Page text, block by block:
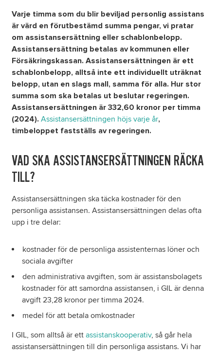
Om oss
Ordlista
FAQ
Tillgänglighetsredogörelse
Formulär
Varje timma som du blir beviljad personlig assistans
är värd en förutbestämd summa pengar, vi pratar
om assistansersättning eller schablonbelopp.
Assistansersättning betalas av kommunen eller
Försäkringskassan. Assistansersättningen är ett
schablonbelopp, alltså inte ett individuellt uträknat
belopp, utan en slags mall, samma för alla. Hur stor
summa som ska betalas ut beslutar regeringen.
Assistansersättningen är 332,60 kronor per timma
(2024). Assistansersättningen höjs varje år,
timbeloppet fastställs av regeringen.
VAD SKA ASSISTANSERSÄTTNINGEN RÄCKA
TILL?
Assistansersättningen ska täcka kostnader för den
personliga assistansen. Assistansersättningen delas ofta
upp i tre delar:
kostnader för de personliga assistenternas löner och
sociala avgifter
den administrativa avgiften, som är assistansbolagets
kostnader för att samordna assistansen, i GIL är denna
avgift 23,28 kronor per timma 2024.
medel för att betala omkostnader
I GIL, som alltså är ett assistanskooperativ, så går hela
assistansersättningen till din personliga assistans. Vi har